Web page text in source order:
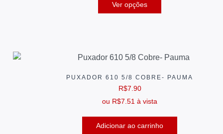
Ver opções
PUXADOR 610 5/8 COBRE- PAUMA
R$7.90
ou R$7.51 à vista
Adicionar ao carrinho